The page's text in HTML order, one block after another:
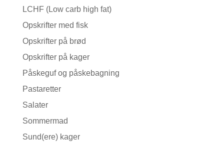
LCHF (Low carb high fat)
Opskrifter med fisk
Opskrifter på brød
Opskrifter på kager
Påskeguf og påskebagning
Pastaretter
Salater
Sommermad
Sund(ere) kager